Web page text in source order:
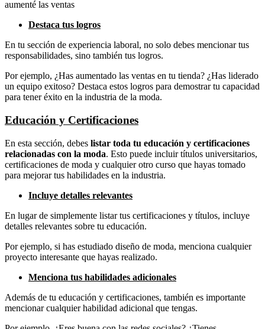
aumenté las ventas
Destaca tus logros
En tu sección de experiencia laboral, no solo debes mencionar tus
responsabilidades, sino también tus logros.
Por ejemplo, ¿Has aumentado las ventas en tu tienda? ¿Has liderado
un equipo exitoso? Destaca estos logros para demostrar tu capacidad
para tener éxito en la industria de la moda.
Educación y Certificaciones
En esta sección, debes listar toda tu educación y certificaciones
relacionadas con la moda. Esto puede incluir títulos universitarios,
certificaciones de moda y cualquier otro curso que hayas tomado
para mejorar tus habilidades en la industria.
Incluye detalles relevantes
En lugar de simplemente listar tus certificaciones y títulos, incluye
detalles relevantes sobre tu educación.
Por ejemplo, si has estudiado diseño de moda, menciona cualquier
proyecto interesante que hayas realizado.
Menciona tus habilidades adicionales
Además de tu educación y certificaciones, también es importante
mencionar cualquier habilidad adicional que tengas.